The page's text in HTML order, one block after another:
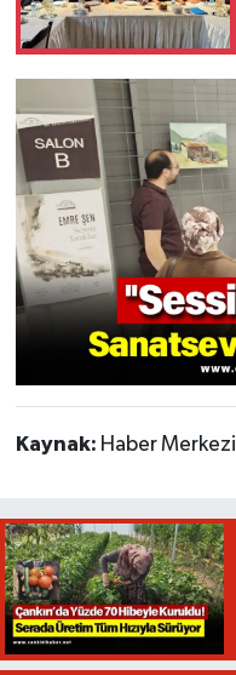
Kaynak: Haber Merkezi